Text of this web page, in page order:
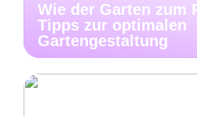
Wie der Garten zum
Tipps zur optimalen
Gartengestaltung